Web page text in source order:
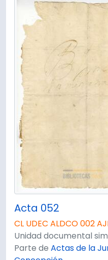
Acta 052
CL UDEC ALDCO 002
Unidad documental
Parte de Actas de la